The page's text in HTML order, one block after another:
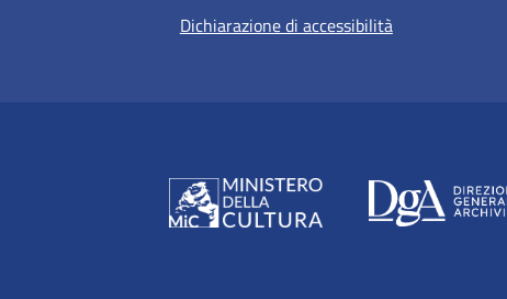
Dichiarazione di accessibilità